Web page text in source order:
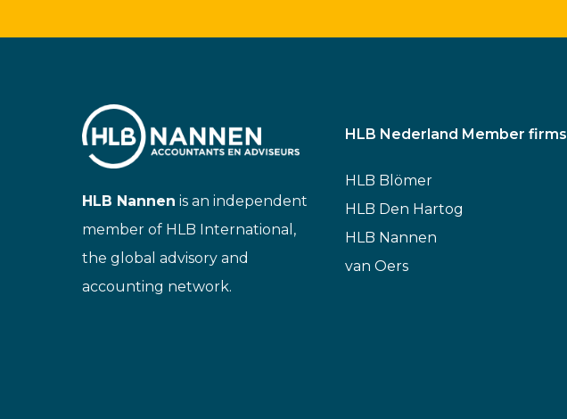
HLB Nannen is an independent
member of HLB International,
the global advisory and
accounting network.
HLB Nederland Member firms
HLB Blömer
HLB Den Hartog
HLB Nannen
van Oers